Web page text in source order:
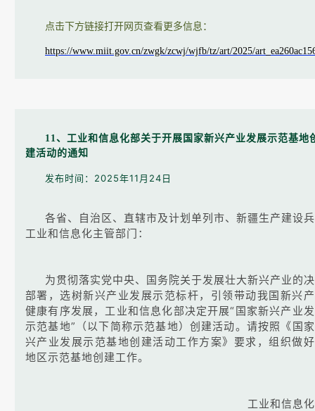
点击下方链接打开网页查看更多信息：
https://www.miit.gov.cn/zwgk/zcwj/wjfb/tz/art/2025/
11、工业和信息化部关于开展国家新兴产业发展示范基地
建活动的通知
发布时间：2025年11月24日
各省、自治区、直辖市及计划单列市、新疆生产建设
工业和信息化主管部门：
为贯彻落实党中央、国务院关于发展壮大新兴产业的
部署，选树新兴产业发展示范标杆，引领带动我国新兴
健康有序发展，工业和信息化部决定开展“国家新兴产业
示范基地”（以下简称示范基地）创建活动。请按照《国
兴产业发展示范基地创建活动工作方案》要求，组织做
地区示范基地创建工作。
工业和信息